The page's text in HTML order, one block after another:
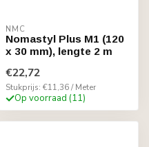
NMC
Nomastyl Plus M1 (120
x 30 mm), lengte 2 m
€22,72
Stukprijs: €11,36 / Meter
Op voorraad (11)